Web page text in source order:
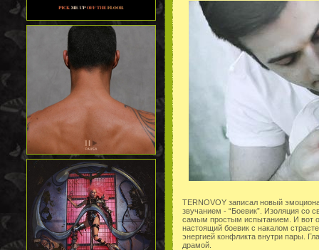
TERNOVOY записал новый
звучанием - “Боевик”. Изоляция со
самым простым испытанием. И вот
настоящий боевик с накалом
энергией конфликта внутри пары.
драмой.